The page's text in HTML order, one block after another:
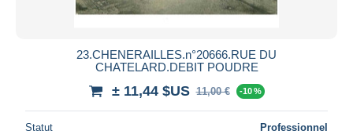
23.CHENERAILLES.n°20666.RUE DU
CHATELARD.DEBIT POUDRE
± 11,44 $US 11,00 € -10 %
Statut Professionnel